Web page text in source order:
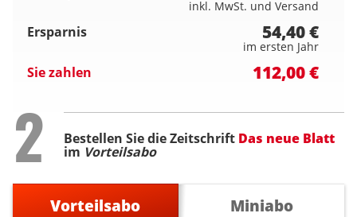
inkl. MwSt. und Versand
Ersparnis 54,40 €
im ersten Jahr
Sie zahlen 112,00 €
Step
2 Bestellen Sie die Zeitschrift Das neue Blatt
im Vorteilsabo
Vorteilsabo
Miniabo